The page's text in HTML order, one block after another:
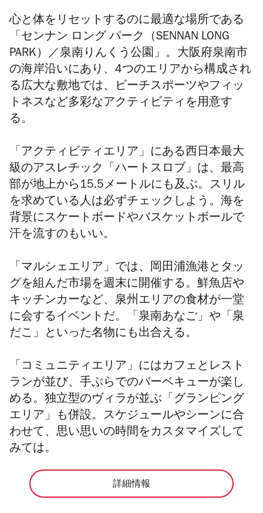
心と体をリセットするのに最適な場所である
「センナン ロング パーク（SENNAN LONG
PARK）／泉南りんくう公園」。大阪府泉南市
の海岸沿いにあり、4つのエリアから構成され
る広大な敷地では、ビーチスポーツやフィッ
トネスなど多彩なアクティビティを用意す
る。
「アクティビティエリア」にある西日本最大
級のアスレチック「ハートスロブ」は、最高
部が地上から15.5メートルにも及ぶ。スリル
を求めている人は必ずチェックしよう。海を
背景にスケートボードやバスケットボールで
汗を流すのもいい。
「マルシェエリア」では、岡田浦漁港とタッ
グを組んだ市場を週末に開催する。鮮魚店や
キッチンカーなど、泉州エリアの食材が一堂
に会するイベントだ。「泉南あなご」や「泉
だこ」といった名物にも出合える。
「コミュニティエリア」にはカフェとレスト
ランが並び、手ぶらでのバーベキューが楽し
める。独立型のヴィラが並ぶ「グランピング
エリア」も併設。スケジュールやシーンに合
わせて、思い思いの時間をカスタマイズして
みては。
詳細情報